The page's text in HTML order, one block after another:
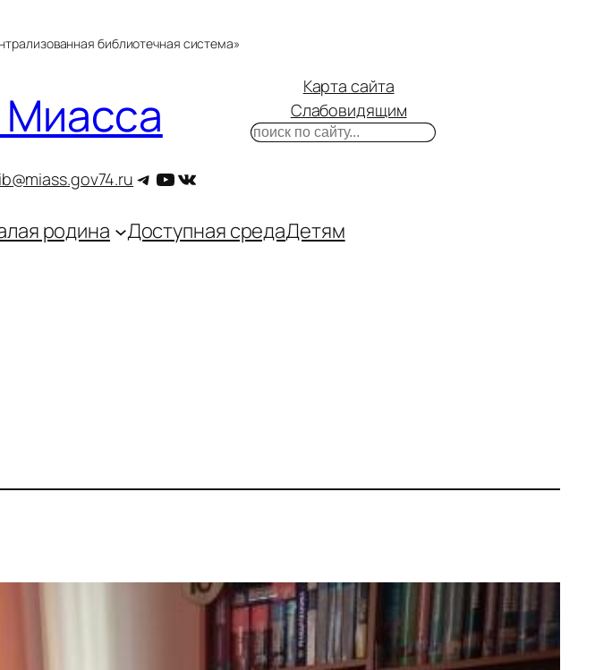
библиотечная система»
Миасса
Telegram
YouTube
ВКонтакте
Карта сайта
Слабовидящим
Поиск
родина Доступная средаДетям